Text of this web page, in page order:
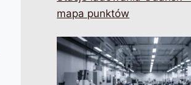
mapa punktów